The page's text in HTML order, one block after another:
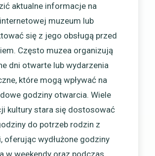
aktualne informacje na
muzeum lub
się z jego obsługą przed
Często muzea organizują
dni otwarte lub wydarzenia
które mogą wpływać na
godziny otwarcia. Wiele
kultury stara się dostosować
do potrzeb rodzin z
oferując wydłużone godziny
w weekendy oraz podczas